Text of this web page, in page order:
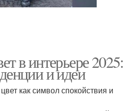
в интерьере 2025:
и идеи
как символ спокойствия и